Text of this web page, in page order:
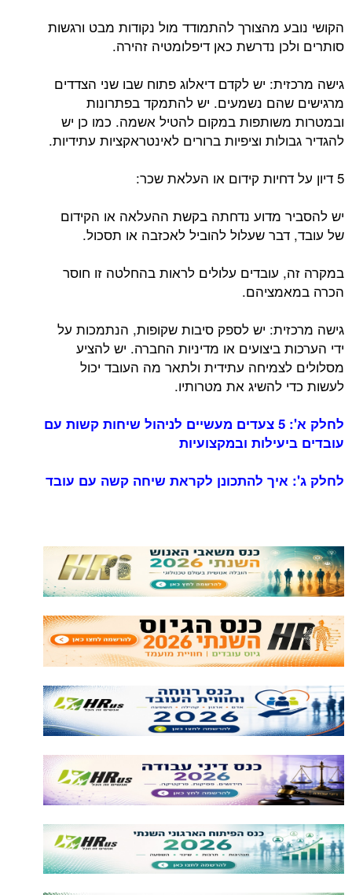
הקושי נובע מהצורך להתמודד מול נקודות מבט ורגשות
סותרים ולכן נדרשת כאן דיפלומטיה זהירה.
גישה מרכזית: יש לקדם דיאלוג פתוח שבו שני הצדדים
מרגישים שהם נשמעים. יש להתמקד בפתרונות
ובמטרות משותפות במקום להטיל אשמה. כמו כן יש
להגדיר גבולות וציפיות ברורים לאינטראקציות עתידיות.
5 דיון על דחיות קידום או העלאת שכר:
יש להסביר מדוע נדחתה בקשת ההעלאה או הקידום
של עובד, דבר שעלול להוביל לאכזבה או תסכול.
במקרה זה, עובדים עלולים לראות בהחלטה זו חוסר
הכרה במאמציהם.
גישה מרכזית: יש לספק סיבות שקופות, הנתמכות על
ידי הערכות ביצועים או מדיניות החברה. יש להציע
מסלולים לצמיחה עתידית ולתאר מה העובד יכול
לעשות כדי להשיג את מטרותיו.
לחלק א': 5 צעדים מעשיים לניהול שיחות קשות עם
עובדים ביעילות ובמקצועיות
לחלק ג': איך להתכונן לקראת שיחה קשה עם עובד